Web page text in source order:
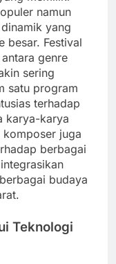
namun
yang
besar. Festival
genre
sering
satu program
terhadap
karya-karya
juga
berbagai
budaya
Teknologi